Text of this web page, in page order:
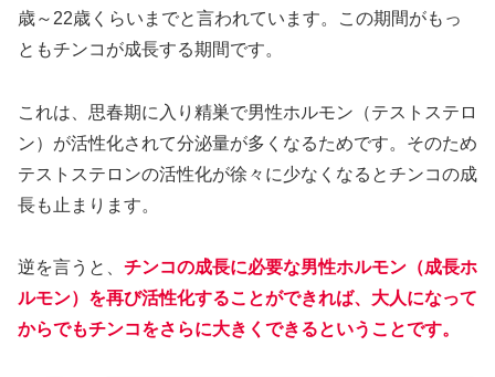
歳～22歳くらいまでと言われています。この期間がもっ
ともチンコが成長する期間です。
これは、思春期に入り精巣で男性ホルモン（テストステロ
ン）が活性化されて分泌量が多くなるためです。そのため
テストステロンの活性化が徐々に少なくなるとチンコの成
長も止まります。
逆を言うと、 チンコの成長に必要な男性ホルモン（成長ホ
ルモン）を再び活性化することができれば、大人になって
からでもチンコをさらに大きくできるということです。